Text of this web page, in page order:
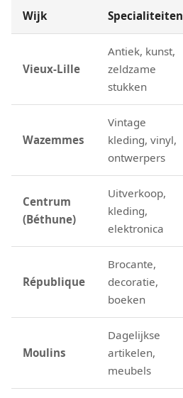
Wijk Specialiteiten
Vieux-Lille
Antiek, kunst,
zeldzame
stukken
Wazemmes
Vintage
kleding, vinyl,
ontwerpers
Centrum
(Béthune)
Uitverkoop,
kleding,
elektronica
République
Brocante,
decoratie,
boeken
Moulins
Dagelijkse
artikelen,
meubels